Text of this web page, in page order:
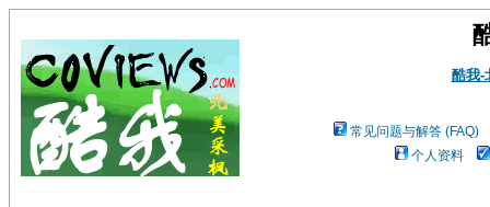
酷我-
常见问题与解答 (FAQ)
个人资料